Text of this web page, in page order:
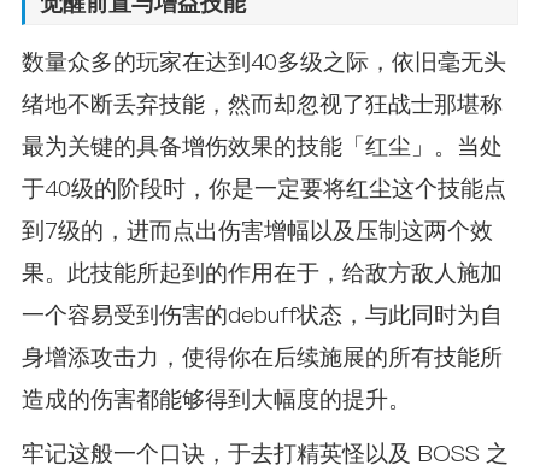
数量众多的玩家在达到40多级之际，依旧毫无头
绪地不断丢弃技能，然而却忽视了狂战士那堪称
最为关键的具备增伤效果的技能「红尘」。当处
于40级的阶段时，你是一定要将红尘这个技能点
到7级的，进而点出伤害增幅以及压制这两个效
果。此技能所起到的作用在于，给敌方敌人施加
一个容易受到伤害的debuff状态，与此同时为自
身增添攻击力，使得你在后续施展的所有技能所
造成的伤害都能够得到大幅度的提升。
牢记这般一个口诀，于去打精英怪以及 BOSS 之